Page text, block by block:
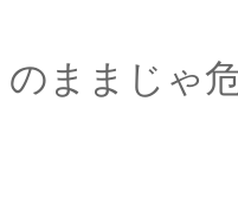
「そう
のままじゃ
「いや
剣心が